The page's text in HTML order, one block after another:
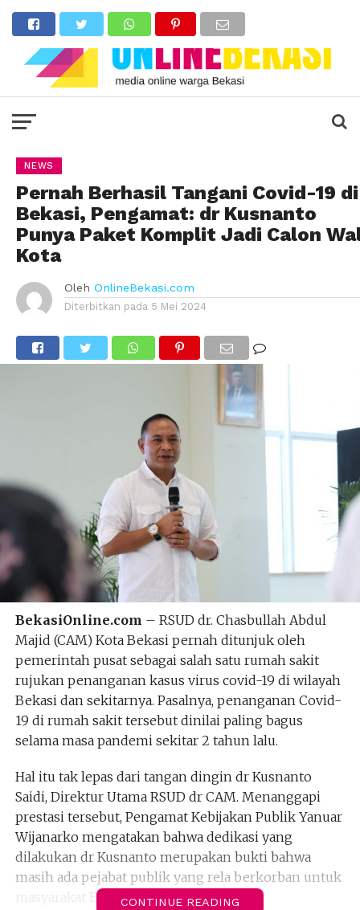
NEWS
Pernah Berhasil Tangani Covid-19 di
Bekasi, Pengamat: dr Kusnanto
Punya Paket Komplit Jadi Calon
Kota
Oleh OnlineBekasi.com
Diterbitkan pada 5 Mei 2024
BekasiOnline.com – RSUD dr. Chasbullah Abdul
Majid (CAM) Kota Bekasi pernah ditunjuk oleh
pemerintah pusat sebagai salah satu rumah sakit
rujukan penanganan kasus virus covid-19 di wilayah
Bekasi dan sekitarnya. Pasalnya, penanganan Covid-
19 di rumah sakit tersebut dinilai paling bagus
selama masa pandemi sekitar 2 tahun lalu.
Hal itu tak lepas dari tangan dingin dr Kusnanto
Saidi, Direktur Utama RSUD dr CAM. Menanggapi
prestasi tersebut, Pengamat Kebijakan Publik Yanuar
Wijanarko mengatakan bahwa dedikasi yang
dilakukan dr Kusnanto merupakan bukti bahwa
masih ada pejabat publik yang rela berkorban untuk
masyarakat Bekasi.CONTINUE READING